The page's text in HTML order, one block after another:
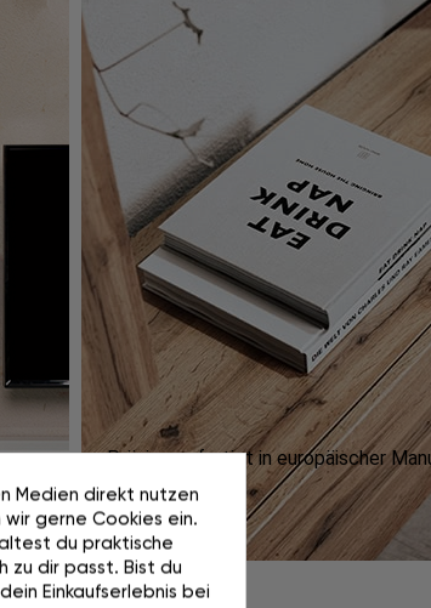
Präzise gefertigt in europäischer
Medien direkt nutzen
gerne Cookies ein.
du praktische
zu dir passt. Bist du
Einkaufserlebnis bei